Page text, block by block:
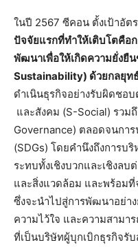
ในปี 2567 ซีคอน ตั้งเป้าอัต
ปัจจัยแรกที่ทำให้เติบโตคือก
พัฒนาเพื่อให้เกิดความยั่งยื
Sustainability) ด้วยกลยุท
ดำเนินธุรกิจอย่างรับผิดชอ
และสังคม (S-Social) รวม
Governance) ตลอดจนกา
(SDGs) โดยคำนึงถึงการบ
ระทบทั้งเชิงบวกและเชิงลบ
และสิ่งแวดล้อม และพร้อม
ซึ่งจะนำไปสู่การพัฒนาอย่าง
ความไว้ใจ และความสามา
ที่เป็นบริษัทผู้บุกเบิกธุรกิจรั